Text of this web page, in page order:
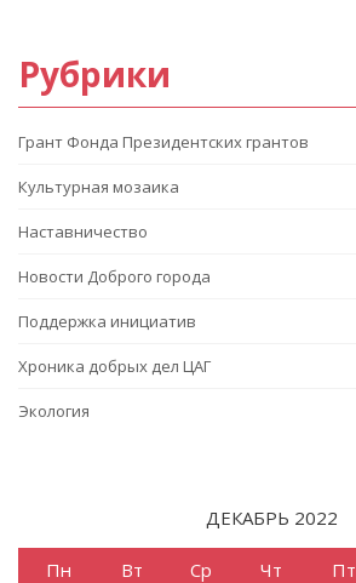
Рубрики
Грант Фонда Президентских грантов
Культурная мозаика
Наставничество
Новости Доброго города
Поддержка инициатив
Хроника добрых дел ЦАГ
Экология
ДЕКАБРЬ 2022
Пн Вт Ср Чт Пт